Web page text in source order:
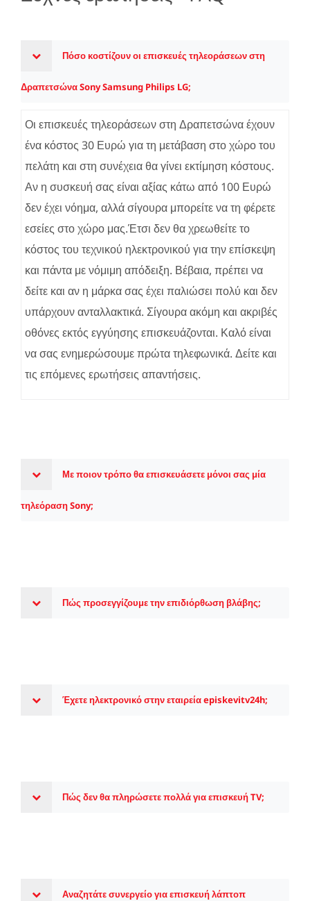
Πόσο κοστίζουν οι επισκευές τηλεοράσεων στη
Δραπετσώνα Sony Samsung Philips LG;
Οι επισκευές τηλεοράσεων στη Δραπετσώνα έχουν
ένα κόστος 30 Ευρώ για τη μετάβαση στο χώρο του
πελάτη και στη συνέχεια θα γίνει εκτίμηση κόστους.
Αν η συσκευή σας είναι αξίας κάτω από 100 Ευρώ
δεν έχει νόημα, αλλά σίγουρα μπορείτε να τη φέρετε
εσείες στο χώρο μας.Έτσι δεν θα χρεωθείτε το
κόστος του τεχνικού ηλεκτρονικού για την επίσκεψη
και πάντα με νόμιμη απόδειξη. Βέβαια, πρέπει να
δείτε και αν η μάρκα σας έχει παλιώσει πολύ και δεν
υπάρχουν ανταλλακτικά. Σίγουρα ακόμη και ακριβές
οθόνες εκτός εγγύησης επισκευάζονται. Καλό είναι
να σας ενημερώσουμε πρώτα τηλεφωνικά. Δείτε και
τις επόμενες ερωτήσεις απαντήσεις.
Με ποιον τρόπο θα επισκευάσετε μόνοι σας μία
τηλεόραση Sony;
Πώς προσεγγίζουμε την επιδιόρθωση βλάβης;
Έχετε ηλεκτρονικό στην εταιρεία episkevitv24h;
Πώς δεν θα πληρώσετε πολλά για επισκευή TV;
Αναζητάτε συνεργείο για επισκευή λάπτοπ